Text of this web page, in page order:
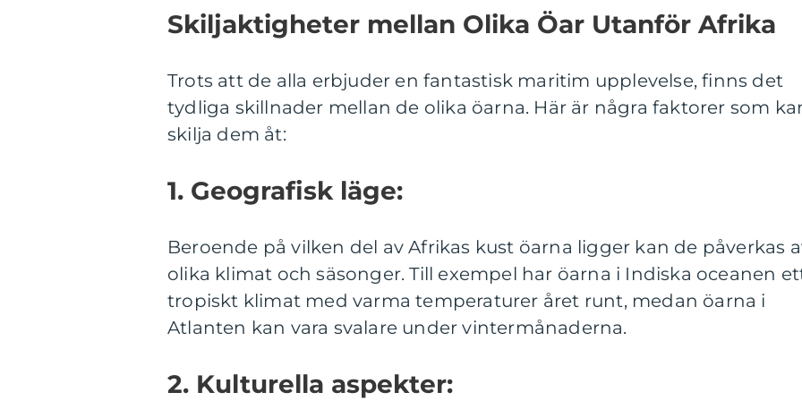
Skiljaktigheter mellan Olika Öar Utanför Afrika
Trots att de alla erbjuder en fantastisk maritim upplevelse, finns det
tydliga skillnader mellan de olika öarna. Här är några faktorer som
skilja dem åt:
1. Geografisk läge:
Beroende på vilken del av Afrikas kust öarna ligger kan de påverkas
olika klimat och säsonger. Till exempel har öarna i Indiska oceanen
tropiskt klimat med varma temperaturer året runt, medan öarna i
Atlanten kan vara svalare under vintermånaderna.
2. Kulturella aspekter: